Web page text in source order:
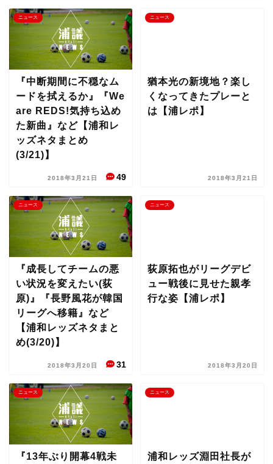
ニュース
『中断期間に不穏なム
ードを拭えるか』『We
are REDS!気持ち込め
た新曲』など【浦和レ
ッズネタまとめ
(3/21)】
2018年3月21日 49
ニュース
猶本光の新境地？楽し
くなってきたプレーと
は【浦レポ】
2018年3月21日
ニュース
『成長してチームの悪
い状況を変えたい(荻
原)』『長野風花が韓国
リーグへ移籍』など
【浦和レッズネタまと
め(3/20)】
2018年3月20日 31
ニュース
荻原拓也がリーグデビ
ュー戦後に見せた親孝
行な姿【浦レポ】
2018年3月20日
ニュース
『13年ぶり開幕4戦未
ニュース
浦和レッズ淵田社長が